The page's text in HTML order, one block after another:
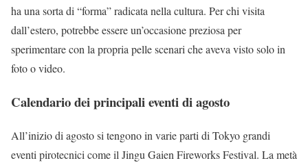
ha una sorta di “forma” radicata nella cultura. Per chi visita
dall’estero, potrebbe essere un’occasione preziosa per
sperimentare con la propria pelle scenari che aveva visto solo in
foto o video.
Calendario dei principali eventi di agosto
All’inizio di agosto si tengono in varie parti di Tokyo grandi
eventi pirotecnici come il Jingu Gaien Fireworks Festival. La metà